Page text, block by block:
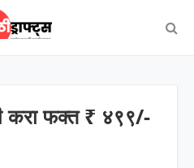
करा फक्त ₹ ४९९/-